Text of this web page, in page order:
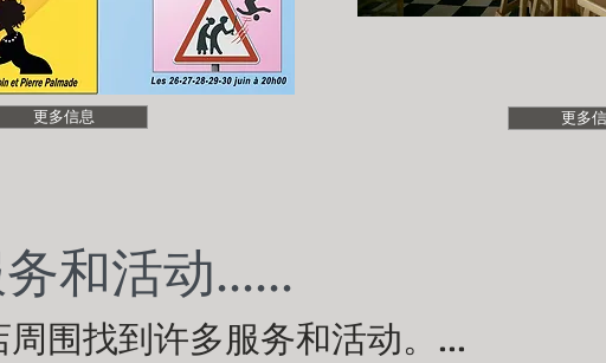
更多信息 更多
和活动......
围找到许多服务和活动。...